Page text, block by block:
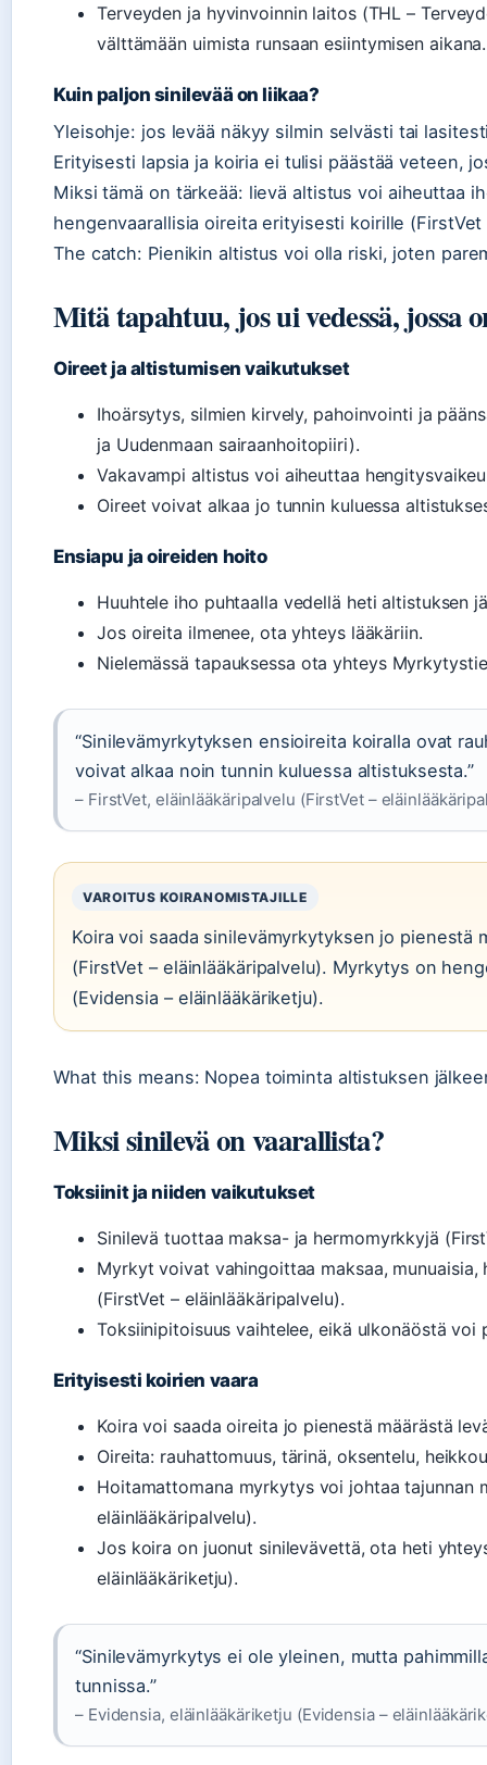
Terveyden ja hyvinvoinnin laitos (THL –
välttämään uimista runsaan esiintymisen aikana.
Kuin paljon sinilevää on liikaa?
Yleisohje: jos levää näkyy silmin selvästi tai
Erityisesti lapsia ja koiria ei tulisi päästää veteen,
Miksi tämä on tärkeää: lievä altistus voi aiheuttaa
hengenvaarallisia oireita erityisesti koirille (FirstVet
The catch: Pienikin altistus voi olla riski, joten
Mitä tapahtuu, jos ui vedessä, jossa
Oireet ja altistumisen vaikutukset
Ihoärsytys, silmien kirvely, pahoinvointi ja
ja Uudenmaan sairaanhoitopiiri).
Vakavampi altistus voi aiheuttaa
Oireet voivat alkaa jo tunnin kuluessa
Ensiapu ja oireiden hoito
Huuhtele iho puhtaalla vedellä heti altistuksen
Jos oireita ilmenee, ota yhteys lääkäriin.
Nielemässä tapauksessa ota yhteys
“Sinilevämyrkytyksen ensioireita koiralla ovat
voivat alkaa noin tunnin kuluessa altistuksesta.”
– FirstVet, eläinlääkäripalvelu (FirstVet –
VAROITUS KOIRANOMISTAJILLE
Koira voi saada sinilevämyrkytyksen jo pienestä
(FirstVet – eläinlääkäripalvelu). Myrkytys on
(Evidensia – eläinlääkäriketju).
What this means: Nopea toiminta altistuksen
Miksi sinilevä on vaarallista?
Toksiinit ja niiden vaikutukset
Sinilevä tuottaa maksa- ja hermomyrkkyjä
Myrkyt voivat vahingoittaa maksaa,
(FirstVet – eläinlääkäripalvelu).
Toksiinipitoisuus vaihtelee, eikä ulkonäöstä
Erityisesti koirien vaara
Koira voi saada oireita jo pienestä määrästä
Oireita: rauhattomuus, tärinä, oksentelu,
Hoitamattomana myrkytys voi johtaa tajunnan
eläinlääkäripalvelu).
Jos koira on juonut sinilevävettä, ota heti
eläinlääkäriketju).
“Sinilevämyrkytys ei ole yleinen, mutta
tunnissa.”
– Evidensia, eläinlääkäriketju (Evidensia –